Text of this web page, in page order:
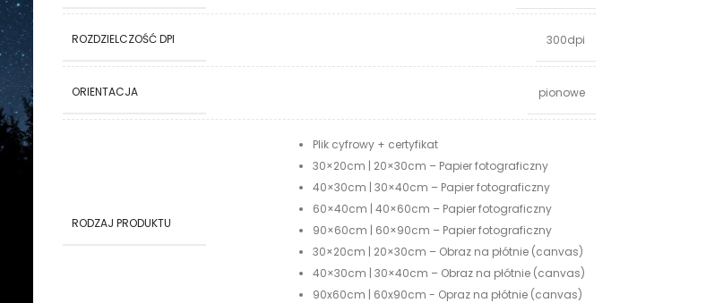
ROZDZIELCZOŚĆ DPI 300dpi
ORIENTACJA pionowe
RODZAJ PRODUKTU
Plik cyfrowy + certyfikat
30×20cm | 20×30cm – Papier fotograficzny
40×30cm | 30×40cm – Papier fotograficzny
60×40cm | 40×60cm – Papier fotograficzny
90×60cm | 60×90cm – Papier fotograficzny
30×20cm | 20×30cm – Obraz na płótnie (canvas)
40×30cm | 30×40cm – Obraz na płótnie (canvas)
90x60cm | 60x90cm - Opraz na płótnie (canvas)